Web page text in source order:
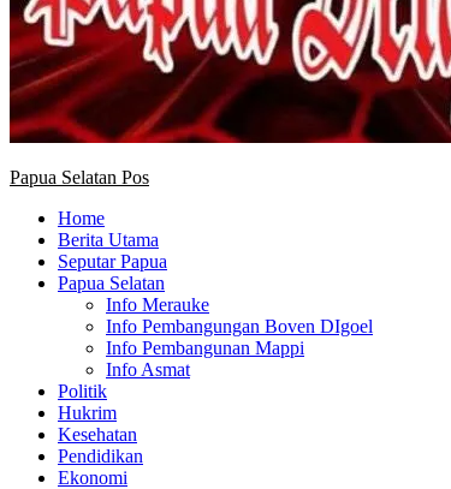
Papua Selatan Pos
Home
Berita Utama
Seputar Papua
Papua Selatan
Info Merauke
Info Pembangungan Boven DIgoel
Info Pembangunan Mappi
Info Asmat
Politik
Hukrim
Kesehatan
Pendidikan
Ekonomi